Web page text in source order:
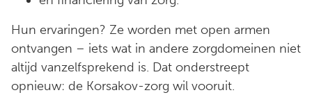
Hun ervaringen? Ze worden met open armen
ontvangen – iets wat in andere zorgdomeinen niet
altijd vanzelfsprekend is. Dat onderstreept
opnieuw: de Korsakov-zorg wil vooruit.